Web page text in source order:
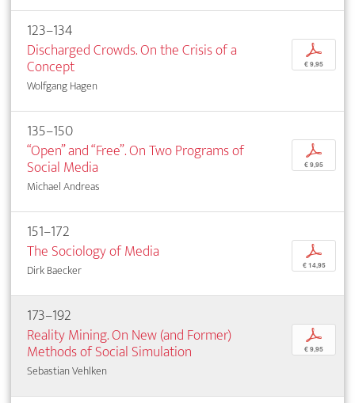
123–134
Discharged Crowds. On the Crisis of a
Concept
Wolfgang Hagen
p
€ 9,95
135–150
“Open” and “Free”. On Two Programs of
Social Media
Michael Andreas
p
€ 9,95
151–172
The Sociology of Media
Dirk Baecker
p
€ 14,95
173–192
Reality Mining. On New (and Former)
Methods of Social Simulation
Sebastian Vehlken
p
€ 9,95